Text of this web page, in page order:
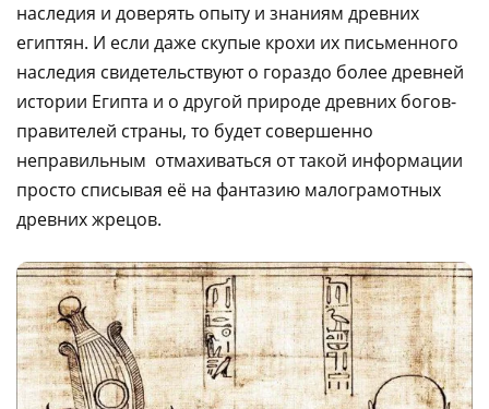
наследия и доверять опыту и знаниям древних
египтян. И если даже скупые крохи их письменного
наследия свидетельствуют о гораздо более древней
истории Египта и о другой природе древних богов-
правителей страны, то будет совершенно
неправильным отмахиваться от такой информации
просто списывая её на фантазию малограмотных
древних жрецов.